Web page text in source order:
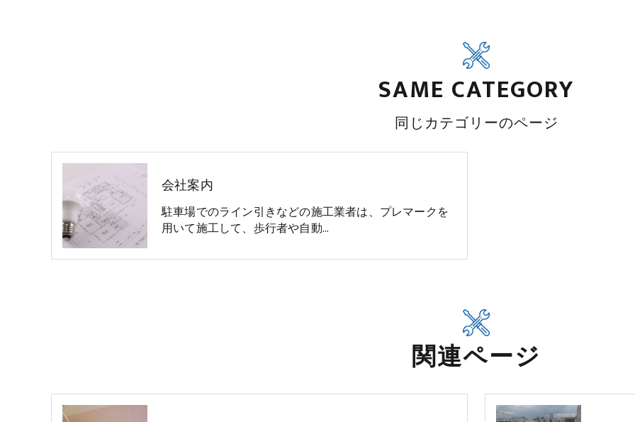
同じカテゴリーのページ
SAME CATEGORY
会社案内
駐車場でのライン引きなどの施工業者は、プレマークを
用いて施工して、歩行者や自動…
関連ページ